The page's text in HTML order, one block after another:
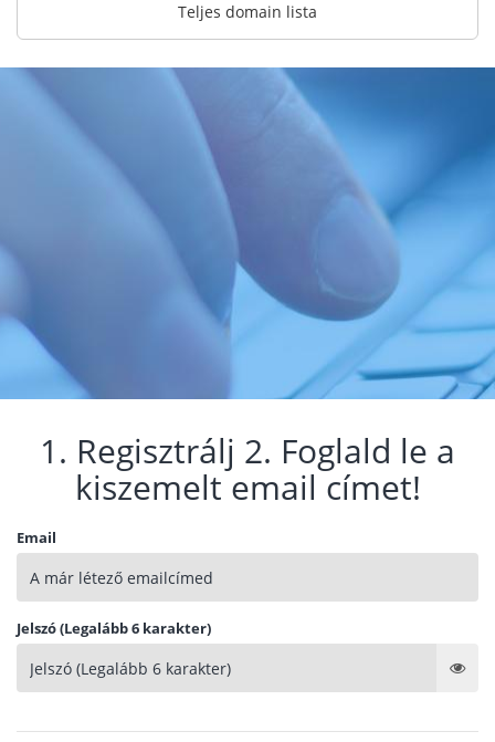
Teljes domain lista
1. Regisztrálj 2. Foglald le a
kiszemelt email címet!
Email
Jelszó (Legalább 6 karakter)